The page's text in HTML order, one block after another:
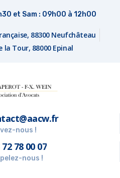
et Sam : 09h00 à 12h00
88300 Neufchâteau
la Tour, 88000 Epinal
nous !
72 78 00 07
nous !